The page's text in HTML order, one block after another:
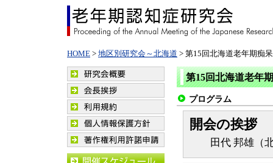
HOME > 地区別研究会～北海道 > 第15回北海道老年期痴
第15回北海道老年
プログラム
開会の挨拶
田代 邦雄（北